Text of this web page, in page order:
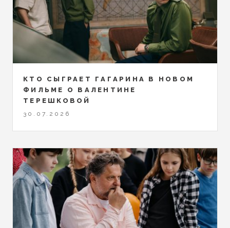
КТО СЫГРАЕТ ГАГАРИНА В НОВОМ
ФИЛЬМЕ О ВАЛЕНТИНЕ
ТЕРЕШКОВОЙ
30.07.2026